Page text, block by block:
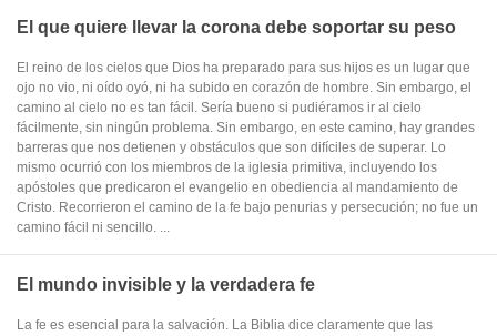
El que quiere llevar la corona debe soportar su peso
El reino de los cielos que Dios ha preparado para sus hijos es un lugar que
ojo no vio, ni oído oyó, ni ha subido en corazón de hombre. Sin embargo, el
camino al cielo no es tan fácil. Sería bueno si pudiéramos ir al cielo
fácilmente, sin ningún problema. Sin embargo, en este camino, hay grandes
barreras que nos detienen y obstáculos que son difíciles de superar. Lo
mismo ocurrió con los miembros de la iglesia primitiva, incluyendo los
apóstoles que predicaron el evangelio en obediencia al mandamiento de
Cristo. Recorrieron el camino de la fe bajo penurias y persecución; no fue un
camino fácil ni sencillo. ...
El mundo invisible y la verdadera fe
La fe es esencial para la salvación. La Biblia dice claramente que las